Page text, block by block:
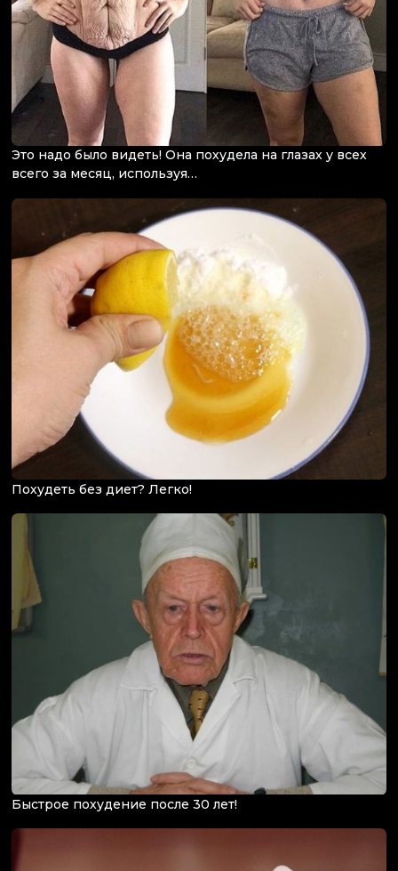
Это надо было видеть! Она похудела на глазах у всех
всего за месяц, используя…
Похудеть без диет? Легко!
Быстрое похудение после 30 лет!